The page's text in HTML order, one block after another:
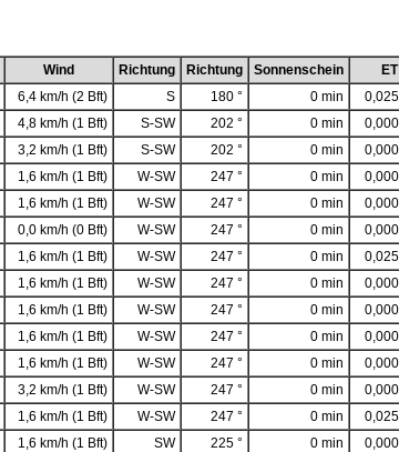
Wind Richtung Richtung Sonnenschein ET
6,4 km/h (2 Bft) S 180 ° 0 min
4,8 km/h (1 Bft) S-SW 202 ° 0 min
3,2 km/h (1 Bft) S-SW 202 ° 0 min
1,6 km/h (1 Bft) W-SW 247 ° 0 min
1,6 km/h (1 Bft) W-SW 247 ° 0 min
0,0 km/h (0 Bft) W-SW 247 ° 0 min
1,6 km/h (1 Bft) W-SW 247 ° 0 min
1,6 km/h (1 Bft) W-SW 247 ° 0 min
1,6 km/h (1 Bft) W-SW 247 ° 0 min
1,6 km/h (1 Bft) W-SW 247 ° 0 min
1,6 km/h (1 Bft) W-SW 247 ° 0 min
3,2 km/h (1 Bft) W-SW 247 ° 0 min
1,6 km/h (1 Bft) W-SW 247 ° 0 min
1,6 km/h (1 Bft) SW 225 ° 0 min